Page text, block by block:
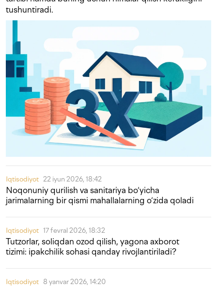
tushuntiradi.
Iqtisodiyot 22 iyun 2026, 18:42
Noqonuniy qurilish va sanitariya bo‘yicha
jarimalarning bir qismi mahallalarning o‘zida qoladi
Iqtisodiyot 17 fevral 2026, 18:32
Tutzorlar, soliqdan ozod qilish, yagona axborot
tizimi: ipakchilik sohasi qanday rivojlantiriladi?
Iqtisodiyot 8 yanvar 2026, 14:20